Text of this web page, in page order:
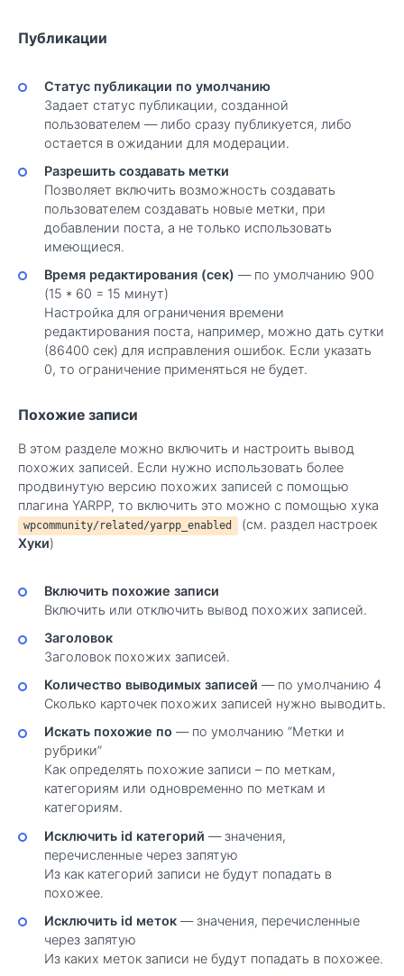
Публикации
Статус публикации по умолчанию
Задает статус публикации, созданной
пользователем — либо сразу публикуется, либо
остается в ожидании для модерации.
Разрешить создавать метки
Позволяет включить возможность создавать
пользователем создавать новые метки, при
добавлении поста, а не только использовать
имеющиеся.
Время редактирования (сек) — по умолчанию 900
(15 * 60 = 15 минут)
Настройка для ограничения времени
редактирования поста, например, можно дать сутки
(86400 сек) для исправления ошибок. Если указать
0, то ограничение применяться не будет.
Похожие записи
В этом разделе можно включить и настроить вывод
похожих записей. Если нужно использовать более
продвинутую версию похожих записей с помощью
плагина YARPP, то включить это можно с помощью хука
wpcommunity/related/yarpp_enabled
(см. раздел настроек
Хуки)
Включить похожие записи
Включить или отключить вывод похожих записей.
Заголовок
Заголовок похожих записей.
Количество выводимых записей — по умолчанию 4
Сколько карточек похожих записей нужно выводить.
Искать похожие по — по умолчанию “Метки и
рубрики”
Как определять похожие записи – по меткам,
категориям или одновременно по меткам и
категориям.
Исключить id категорий — значения,
перечисленные через запятую
Из как категорий записи не будут попадать в
похожее.
Исключить id меток— значения, перечисленные
через запятую
Из каких меток записи не будут попадать в похожее.